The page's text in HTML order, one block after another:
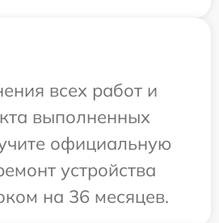
всех работ и
выполненных
официальную
устройства
на 36 месяцев.